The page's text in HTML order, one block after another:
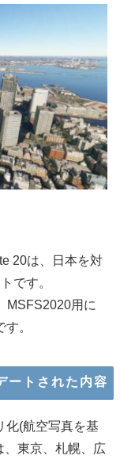
20は、日本を対
です。
MSFS2020用に
。
トされた内容
化(航空写真を基
、東京、札幌、広